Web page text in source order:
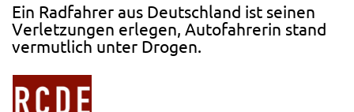
Ein Radfahrer aus Deutschland ist seinen
Verletzungen erlegen, Autofahrerin stand
vermutlich unter Drogen.